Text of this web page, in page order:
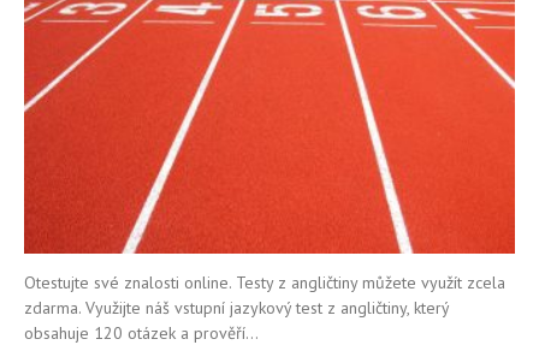
Otestujte své znalosti online. Testy z angličtiny můžete využít zcela
zdarma. Využijte náš vstupní jazykový test z angličtiny, který
obsahuje 120 otázek a prověří...